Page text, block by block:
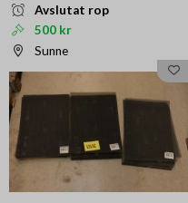
Avslutat rop
500 kr
Sunne